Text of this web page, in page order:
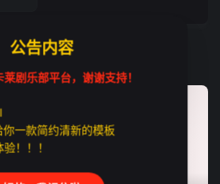
公告内容
剧乐部平台，谢谢支持！
一款简约清新的模板
！！！